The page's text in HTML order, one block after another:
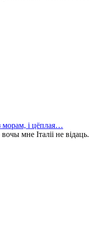
з морам, і цёплая…
мне Італіі не відаць.